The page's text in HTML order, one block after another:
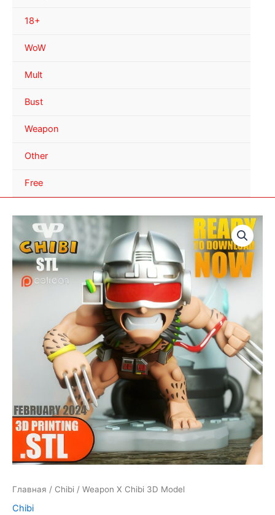
18+
WoW
Mult
Bust
Weapon
Other
Free
Главная / Chibi / Weapon X Chibi 3D Model
Chibi